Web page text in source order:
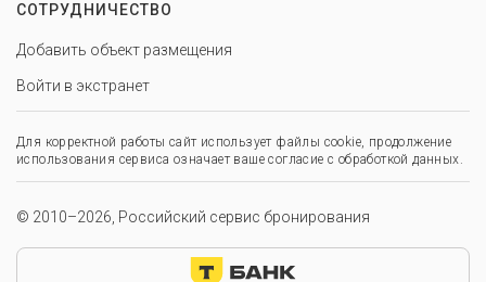
СОТРУДНИЧЕСТВО
Добавить объект размещения
Войти в экстранет
Для корректной работы сайт использует файлы cookie, продолжение
использования сервиса означает ваше согласие с обработкой данных.
© 2010–2026, Российский сервис бронирования